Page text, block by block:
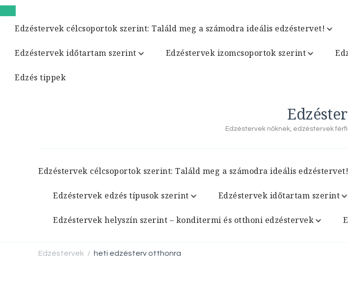
Edzéstervek célcsoportok szerint: Találd meg a számodra ideális edzéstervet!
Edzéstervek időtartam szerint Edzéstervek izomcsoportok szerint
Edzés tippek
Edzéstervek nőknek, edzéstervek
Edzéstervek célcsoportok szerint: Találd meg a számodra ideális edzéstervet!
Edzéstervek edzés típusok szerint Edzéstervek időtartam szerint
Edzéstervek helyszín szerint – konditermi és otthoni edzéstervek
Edzéstervek / heti edzésterv otthonra